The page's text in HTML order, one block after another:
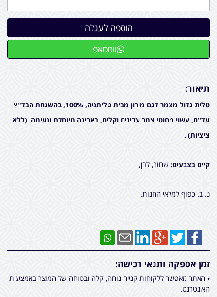
ווטסאפ
תיאור:
טלית גדול מצמר דגם מירון מבית טליתניה, 100%, בהשגחת הבד''ץ
עד''ח, עשוי מחוטי צמר עדינים וקלים, באריגה מיוחדת ונעימה. (ללא
ציציות) .
קיים בצבעים: שחור, לבן,
נ. ב. כפוף למלאי החנות.
זמן אספקה ותנאי רכישה:
• האתר מאפשר ללקוחות קנייה נוחה, קלה ובטוחה של המוצר באמצעות
האינטרנט.